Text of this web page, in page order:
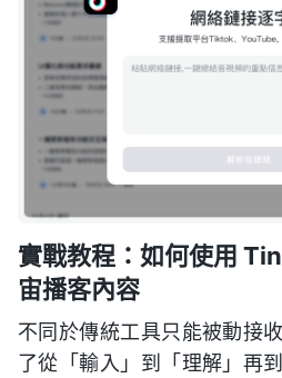
實戰教程：如何使用
宙播客內容
不同於傳統工具只能被動接
了從「輸入」到「理解」再